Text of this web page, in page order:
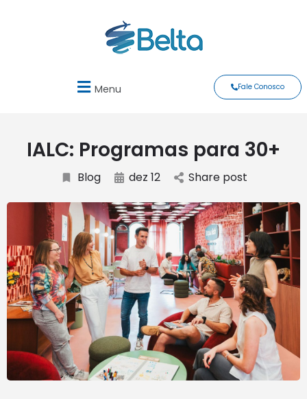
Menu Fale Conosco
IALC: Programas para 30+
Blog dez 12 Share post